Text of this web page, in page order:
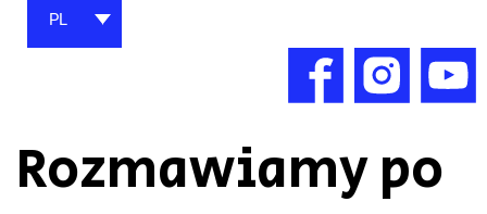
PL
Rozmawiamy po